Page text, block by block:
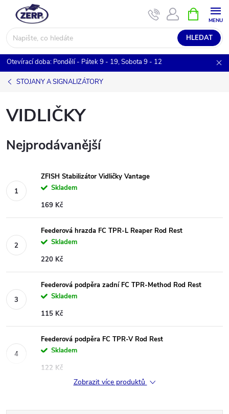
obsah
HLEDAT
NÁKUPNÍ
KOŠÍK
Otevírací doba: Pondělí - Pátek 9 - 19, Sobota 9 - 12
STOJANY A SIGNALIZÁTORY
VIDLIČKY
Nejprodávanější
ZFISH Stabilizátor Vidličky Vantage
Skladem
169 Kč
Feederová hrazda FC TPR-L Reaper Rod Rest
Skladem
220 Kč
Feederová podpěra zadní FC TPR-Method Rod Rest
Skladem
115 Kč
Feederová podpěra FC TPR-V Rod Rest
Skladem
122 Kč
Zobrazit více produktů